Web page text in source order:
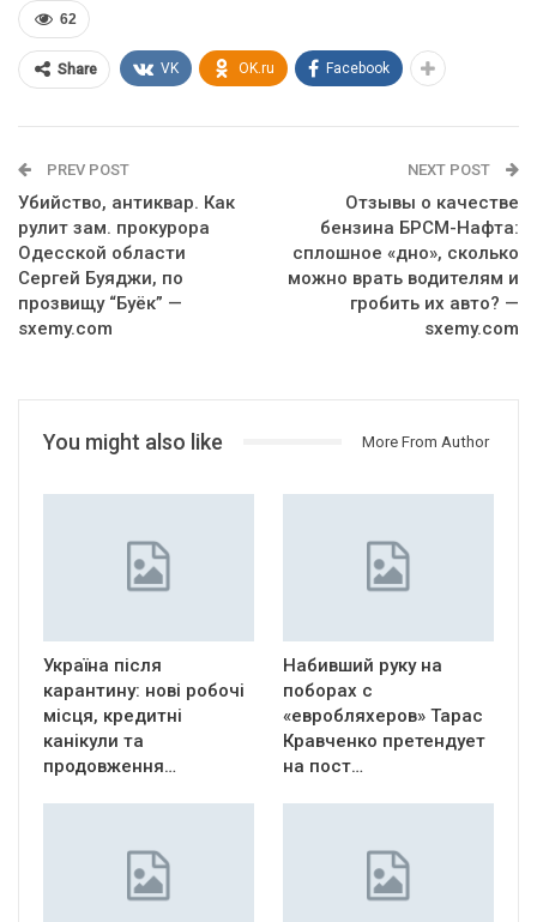
62
Share VK OK.ru Facebook
PREV POST
Убийство, антиквар. Как
рулит зам. прокурора
Одесской области
Сергей Буяджи, по
прозвищу “Буёк” —
sxemy.com
NEXT POST
Отзывы о качестве
бензина БРСМ-Нафта:
сплошное «дно», сколько
можно врать водителям и
гробить их авто? —
sxemy.com
You might also like More From Author
Україна після
карантину: нові робочі
місця, кредитні
канікули та
продовження…
Набивший руку на
поборах с
«евробляхеров» Тарас
Кравченко претендует
на пост…